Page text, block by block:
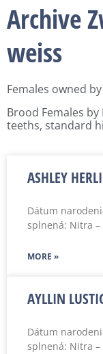
Archive
weiss
Females owned
Brood Females by
teeths, standard
ASHLEY
Dátum
splnená: Nitra –
MORE »
AYLLIN
Dátum
splnená: Nitra –